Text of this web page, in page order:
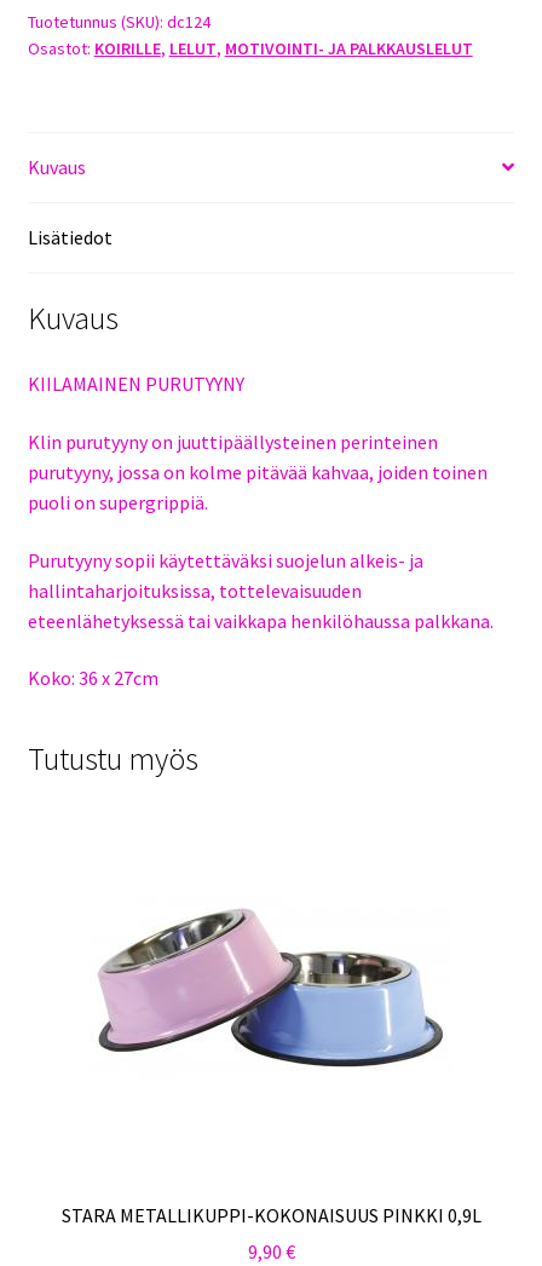
Tuotetunnus (SKU): dc124
Osastot: KOIRILLE, LELUT, MOTIVOINTI- JA PALKKAUSLELUT
Kuvaus
Lisätiedot
Kuvaus
KIILAMAINEN PURUTYYNY
Klin purutyyny on juuttipäällysteinen perinteinen
purutyyny, jossa on kolme pitävää kahvaa, joiden toinen
puoli on supergrippiä.
Purutyyny sopii käytettäväksi suojelun alkeis- ja
hallintaharjoituksissa, tottelevaisuuden
eteenlähetyksessä tai vaikkapa henkilöhaussa palkkana.
Koko: 36 x 27cm
Tutustu myös
STARA METALLIKUPPI-KOKONAISUUS PINKKI 0,9L
9,90 €